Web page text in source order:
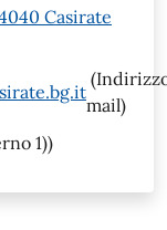
Casirate
mail)
1))